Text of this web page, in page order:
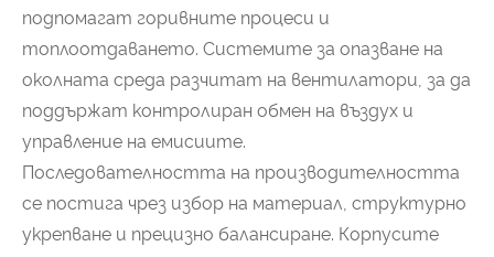
подпомагат горивните процеси и
топлоотдаването. Системите за опазване на
околната среда разчитат на вентилатори, за да
поддържат контролиран обмен на въздух и
управление на емисиите.
Последователността на производителността
се постига чрез избор на материал, структурно
укрепване и прецизно балансиране. Корпусите